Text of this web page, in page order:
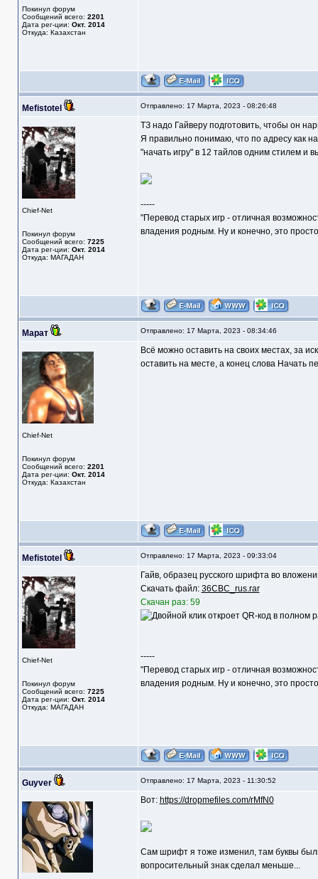
Покинул форум
Сообщений всего: 2201
Дата рег-ции: Окт. 2014
Откуда: Казахстан
Mefistotel Отправлено: 17 Марта, 2023 - 08:26:48
Chief-Net
Покинул форум
Сообщений всего: 7225
Дата рег-ции: Окт. 2014
Откуда: МАГАДАН
ТЗ надо Гайверу подготовить, чтобы он
Я правильно понимаю, что по адресу как
"начать игру" в 12 тайлов одним стилем
-----
"Перевод старых игр - отличная
владения родным. Ну и конечно, это
Марат Отправлено: 17 Марта, 2023 - 08:34:46
Chief-Net
Покинул форум
Сообщений всего: 2201
Дата рег-ции: Окт. 2014
Откуда: Казахстан
Всё можно оставить на своих местах, за
оставить на месте, а конец слова Начать
Mefistotel Отправлено: 17 Марта, 2023 - 09:33:04
Chief-Net
Покинул форум
Сообщений всего: 7225
Дата рег-ции: Окт. 2014
Откуда: МАГАДАН
Гайв, образец русского шрифта во
Скачать файл: 36CBC_rus.rar
Скачан раз: 59
-----
"Перевод старых игр - отличная
владения родным. Ну и конечно, это
Guyver Отправлено: 17 Марта, 2023 - 11:30:52
Вот: https://dropmefiles.com/rMfN0
Сам шрифт я тоже изменил, там буквы
вопросительный знак сделал меньше...